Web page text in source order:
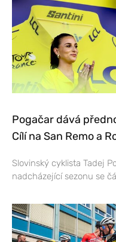
Pogačar dává
Cílí na San Remo a
Slovinský cyklista Tadej
nadcházející sezonu se